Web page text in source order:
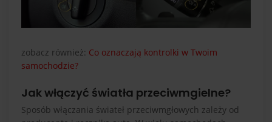
zobacz również: Co oznaczają kontrolki w Twoim
samochodzie?
Jak włączyć światła przeciwmgielne?
Sposób włączania świateł przeciwmgłowych zależy od